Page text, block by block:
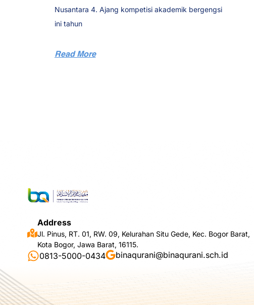
Nusantara 4. Ajang kompetisi akademik bergengsi
ini tahun
Read More
Address
Jl. Pinus, RT. 01, RW. 09, Kelurahan Situ Gede, Kec. Bogor Barat,
Kota Bogor, Jawa Barat, 16115.
0813-5000-0434 binaqurani@binaqurani.sch.id